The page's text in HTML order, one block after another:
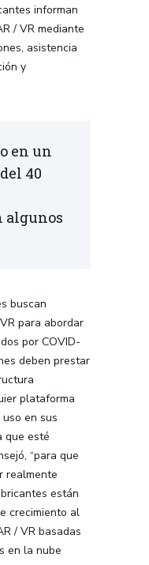
informan
/ VR mediante
asistencia
y
en un
40
algunos
buscan
para abordar
por COVID-
deben prestar
plataforma
en sus
que esté
“para que
realmente
están
crecimiento al
/ VR basadas
en la nube